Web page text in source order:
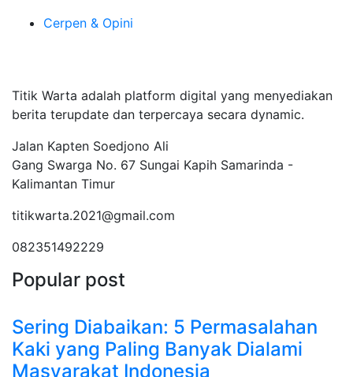
Cerpen & Opini
Titik Warta adalah platform digital yang menyediakan
berita terupdate dan terpercaya secara dynamic.
Jalan Kapten Soedjono Ali
Gang Swarga No. 67 Sungai Kapih Samarinda -
Kalimantan Timur
titikwarta.2021@gmail.com
082351492229
Popular post
Sering Diabaikan: 5 Permasalahan
Kaki yang Paling Banyak Dialami
Masyarakat Indonesia